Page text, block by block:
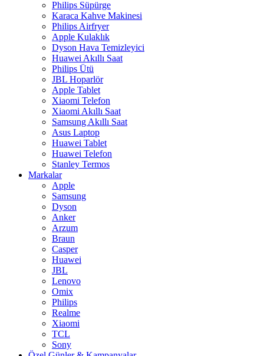
Philips Süpürge
Karaca Kahve Makinesi
Philips Airfryer
Apple Kulaklık
Dyson Hava Temizleyici
Huawei Akıllı Saat
Philips Ütü
JBL Hoparlör
Apple Tablet
Xiaomi Telefon
Xiaomi Akıllı Saat
Samsung Akıllı Saat
Asus Laptop
Huawei Tablet
Huawei Telefon
Stanley Termos
Markalar
Apple
Samsung
Dyson
Anker
Arzum
Braun
Casper
Huawei
JBL
Lenovo
Omix
Philips
Realme
Xiaomi
TCL
Sony